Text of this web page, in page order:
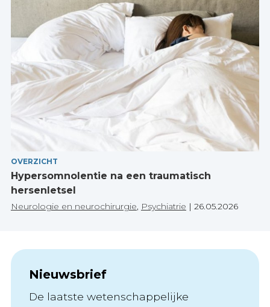
OVERZICHT
Hypersomnolentie na een traumatisch
hersenletsel
Neurologie en neurochirurgie Psychiatrie | 26.05.2026
Nieuwsbrief
De laatste wetenschappelijke